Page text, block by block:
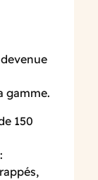
gamme.
150